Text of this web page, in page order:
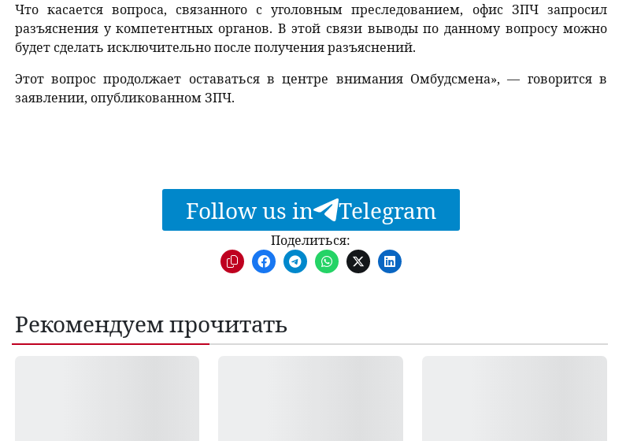
Что касается вопроса, связанного с уголовным преследованием, офис ЗПЧ запросил
разъяснения у компетентных органов. В этой связи выводы по данному вопросу можно
будет сделать исключительно после получения разъяснений.
Этот вопрос продолжает оставаться в центре внимания Омбудсмена», — говорится в
заявлении, опубликованном ЗПЧ.
Follow us in Telegram
Поделиться:
Рекомендуем прочитать